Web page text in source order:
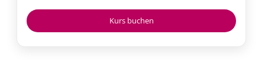
Kurs buchen